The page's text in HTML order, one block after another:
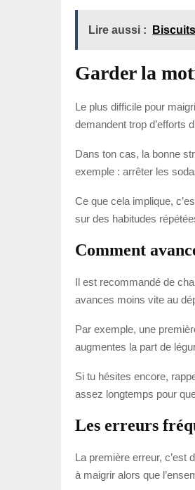
Lire aussi :
Garder la
Le plus difficile pour
demandent trop d’efforts
Dans ton cas, la bonne
exemple : arrêter les
Ce que cela implique,
sur des habitudes
Comment
Il est recommandé de
avances moins vite au
Par exemple, une
augmentes la part de
Si tu hésites encore,
assez longtemps pour
Les erreurs
La première erreur, c’est
à maigrir alors que